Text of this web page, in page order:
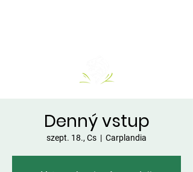
Denný vstup
szept. 18., Cs
  |
Carplandia